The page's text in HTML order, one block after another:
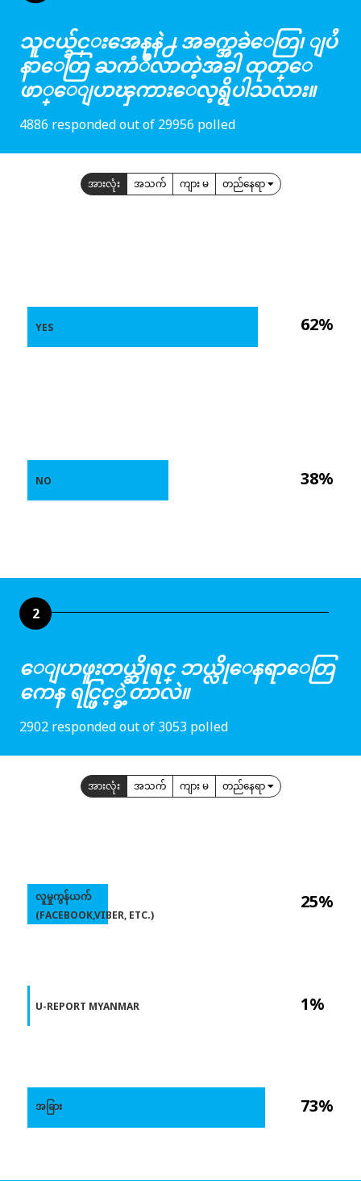
သူငယ္ခ်င္းအေနနဲ႕ အခက္အခဲေတြ၊ ျပႆ
နာေတြ ႀကံဳလာတဲ့အခါ ထုတ္ေ
ဖာ္ေျပာၾကားေလ့ရွိပါသလား။
4886 responded out of 29956 polled
အားလုံး အသက် ကျား မ တည်နေရာ
62%
38%
YES
NO
2
ေျပာဖူးတယ္ဆိုရင္ ဘယ္လိုေနရာေတြ
ကေန ရင္ဖြင့္ခဲ့တာလဲ။
2902 responded out of 3053 polled
အားလုံး အသက် ကျား မ တည်နေရာ
25%
1%
73%
လူမှုကွန်ယက်
(FACEBOOK,VIBER, ETC.)
U-REPORT MYANMAR
အခြား